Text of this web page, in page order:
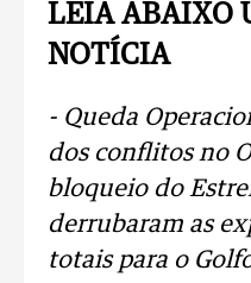
LEIA ABAIXO
NOTÍCIA
- Queda
dos conflitos no
bloqueio do
derrubaram as
totais para o